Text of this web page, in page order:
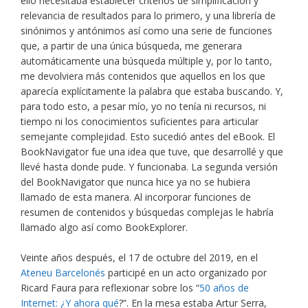
relevancia de resultados para lo primero, y una librería de
sinónimos y antónimos así como una serie de funciones
que, a partir de una única búsqueda, me generara
automáticamente una búsqueda múltiple y, por lo tanto,
me devolviera más contenidos que aquellos en los que
aparecía explícitamente la palabra que estaba buscando. Y,
para todo esto, a pesar mío, yo no tenía ni recursos, ni
tiempo ni los conocimientos suficientes para articular
semejante complejidad. Esto sucedió antes del eBook. El
BookNavigator fue una idea que tuve, que desarrollé y que
llevé hasta donde pude. Y funcionaba. La segunda versión
del BookNavigator que nunca hice ya no se hubiera
llamado de esta manera. Al incorporar funciones de
resumen de contenidos y búsquedas complejas le habría
llamado algo así como BookExplorer.
Veinte años después, el 17 de octubre del 2019, en el
Ateneu Barcelonés participé en un acto organizado por
Ricard Faura para reflexionar sobre los “50 años de
Internet: ¿Y ahora qué?”. En la mesa estaba Artur Serra,